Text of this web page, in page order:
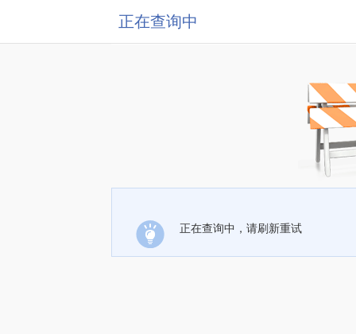
正在查询中
正在查询中，请刷新重试